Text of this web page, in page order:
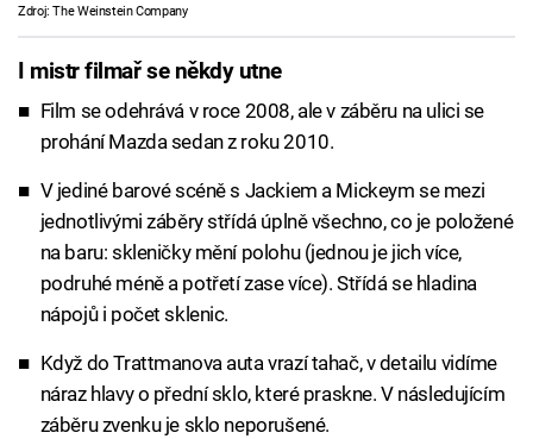
Zdroj: The Weinstein Company
I mistr filmař se někdy utne
Film se odehrává v roce 2008, ale v záběru na ulici se
prohání Mazda sedan z roku 2010.
V jediné barové scéně s Jackiem a Mickeym se mezi
jednotlivými záběry střídá úplně všechno, co je položené
na baru: skleničky mění polohu (jednou je jich více,
podruhé méně a potřetí zase více). Střídá se hladina
nápojů i počet sklenic.
Když do Trattmanova auta vrazí tahač, v detailu vidíme
náraz hlavy o přední sklo, které praskne. V následujícím
záběru zvenku je sklo neporušené.